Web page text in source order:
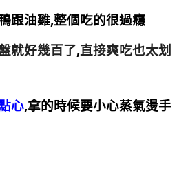
跟油雞,整個吃的很過癮
就好幾百了,直接爽吃也太划
心,拿的時候要小心蒸氣燙手